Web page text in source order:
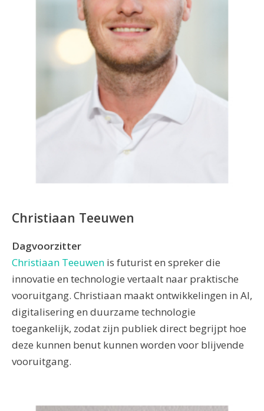
Christiaan Teeuwen
Dagvoorzitter
Christiaan Teeuwen is futurist en spreker die
innovatie en technologie vertaalt naar praktische
vooruitgang. Christiaan maakt ontwikkelingen in AI,
digitalisering en duurzame technologie
toegankelijk, zodat zijn publiek direct begrijpt hoe
deze kunnen benut kunnen worden voor blijvende
vooruitgang.